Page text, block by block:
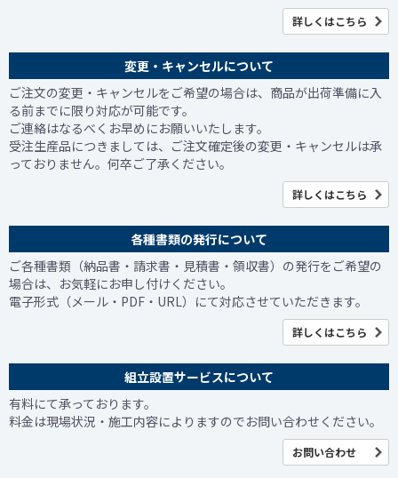
詳しくはこちら
変更・キャンセルについて
ご注文の変更・キャンセルをご希望の場合は、商品が出荷準備に入
る前までに限り対応が可能です。
ご連絡はなるべくお早めにお願いいたします。
受注生産品につきましては、ご注文確定後の変更・キャンセルは承
っておりません。何卒ご了承ください。
詳しくはこちら
各種書類の発行について
ご各種書類（納品書・請求書・見積書・領収書）の発行をご希望の
場合は、お気軽にお申し付けください。
電子形式（メール・PDF・URL）にて対応させていただきます。
詳しくはこちら
組立設置サービスについて
有料にて承っております。
料金は現場状況・施工内容によりますのでお問い合わせください。
お問い合わせ